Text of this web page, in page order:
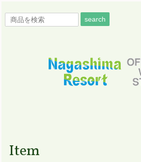
search
Item